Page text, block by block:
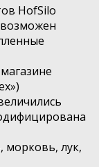
HofSilo
морковь, лук,